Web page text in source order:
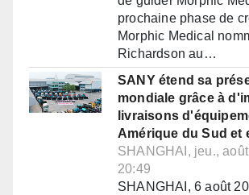
prochaine phase de
Morphic Medical
Richardson au…
SANY étend sa
mondiale grâce à
livraisons
Amérique du Sud et
SHANGHAI, jeu.,
20:49
SHANGHAI, 6 août